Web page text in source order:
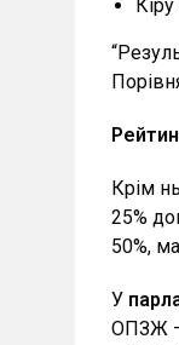
Крім
25%
50%,
У
ОПЗЖ –